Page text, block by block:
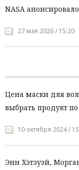
NASA
27 мая 2026 / 15:20
Цена маски для
выбрать продукт
10 октября 2024 /
Энн Хэтэуэй,